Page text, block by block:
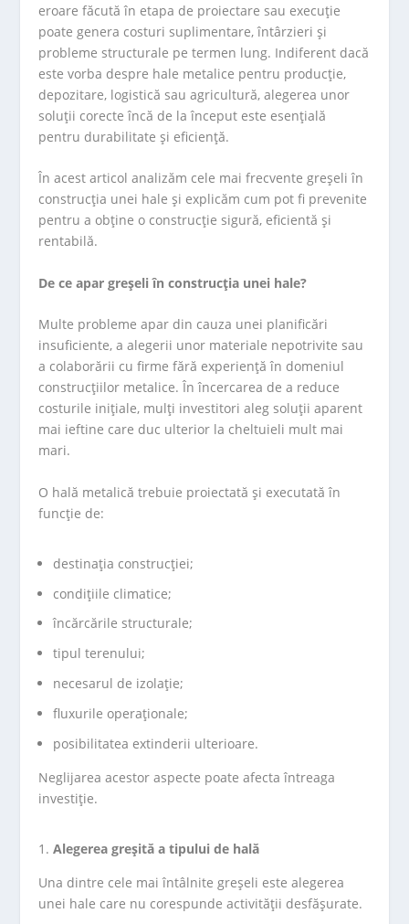
eroare făcută în etapa de proiectare sau execuție
poate genera costuri suplimentare, întârzieri și
probleme structurale pe termen lung. Indiferent dacă
este vorba despre hale metalice pentru producție,
depozitare, logistică sau agricultură, alegerea unor
soluții corecte încă de la început este esențială
pentru durabilitate și eficiență.
În acest articol analizăm cele mai frecvente greșeli în
construcția unei hale și explicăm cum pot fi prevenite
pentru a obține o construcție sigură, eficientă și
rentabilă.
De ce apar greșeli în construcția unei hale?
Multe probleme apar din cauza unei planificări
insuficiente, a alegerii unor materiale nepotrivite sau
a colaborării cu firme fără experiență în domeniul
construcțiilor metalice. În încercarea de a reduce
costurile inițiale, mulți investitori aleg soluții aparent
mai ieftine care duc ulterior la cheltuieli mult mai
mari.
O hală metalică trebuie proiectată și executată în
funcție de:
destinația construcției;
condițiile climatice;
încărcările structurale;
tipul terenului;
necesarul de izolație;
fluxurile operaționale;
posibilitatea extinderii ulterioare.
Neglijarea acestor aspecte poate afecta întreaga
investiție.
Alegerea greșită a tipului de hală
Una dintre cele mai întâlnite greșeli este alegerea
unei hale care nu corespunde activității desfășurate.